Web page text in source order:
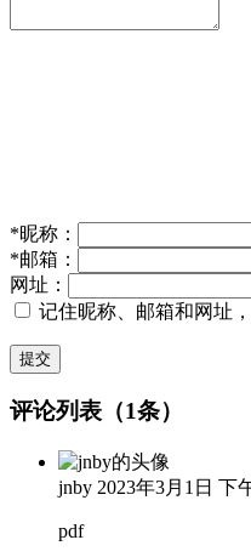
*昵称：
*邮箱：
网址：
记住昵称、邮箱和网址
提交
评论列表（1条）
jnby 2023年3月1日 下
pdf